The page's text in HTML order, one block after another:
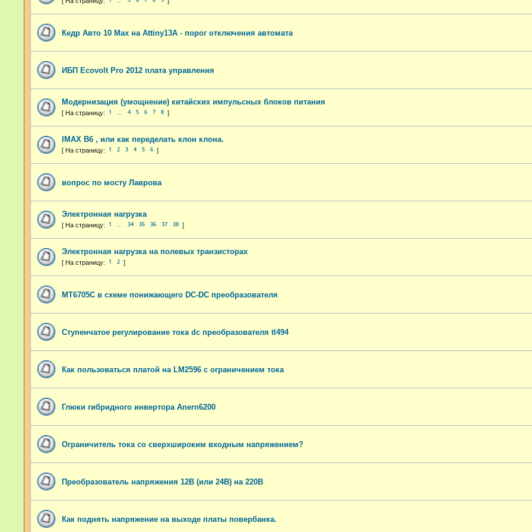
Кедр Авто 10 Max на Attiny13A - порог отключения автомата
ИБП Ecovolt Pro 2012 плата управления
Модернизация (умощнение) китайских импульсных блоков питания
1 4 5 6 7 8
IMAX B6 , или как переделать клон клона.
1 2 3 4 5 6
вопрос по мосту Лаврова
Электронная нагрузка
1 34 35 36 37 38
Электронная нагрузка на полевых транзисторах
1 2
MT6705C в схеме понижающего DC-DC преобразователя
Ступенчатое регулирование тока dc преобразователя tl494
Как пользоваться платой на LM2596 с ограничением тока
Глюки гибридного инвертора Anern6200
Ограничитель тока со сверхшироким входным напряжением?
Преобразователь напряжения 12В (или 24В) на 220В
Как поднять напряжение на выходе платы повербанка.